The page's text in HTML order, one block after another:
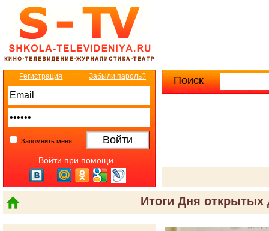
Поиск
Итоги Дня
Регистрация Забыли пароль?
Запомнить меня
Войти при помощи ...